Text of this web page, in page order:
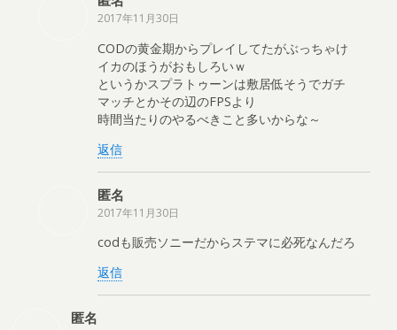
2017年11月30日
CODの黄金期からプレイしてたがぶっちゃけ
イカのほうがおもしろいｗ
というかスプラトゥーンは敷居低そうでガチ
マッチとかその辺のFPSより
時間当たりのやるべきこと多いからな～
返信
匿名
2017年11月30日
codも販売ソニーだからステマに必死なんだろ
返信
匿名